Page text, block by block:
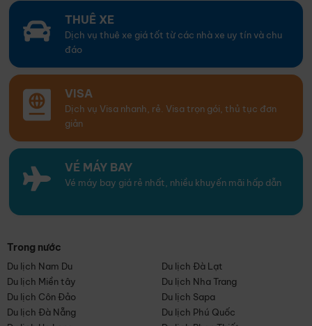
THUÊ XE
Dịch vụ thuê xe giá tốt từ các nhà xe uy tín và chu
đáo
VISA
Dịch vụ Visa nhanh, rẻ. Visa trọn gói, thủ tục đơn
giản
VÉ MÁY BAY
Vé máy bay giá rẻ nhất, nhiều khuyến mãi hấp dẫn
Trong nước
Du lịch Nam Du
Du lịch Đà Lạt
Du lịch Miền tây
Du lịch Nha Trang
Du lịch Côn Đảo
Du lịch Sapa
Du lịch Đà Nẵng
Du lịch Phú Quốc